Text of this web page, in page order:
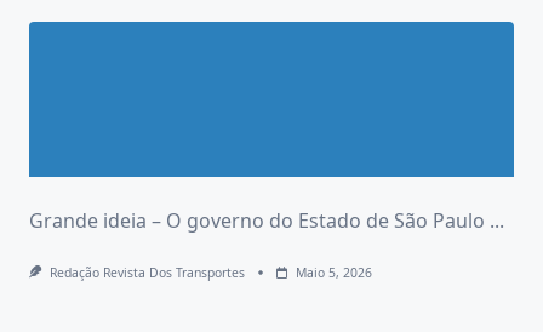
Grande ideia – O governo do Estado de São Paulo ...
Redação Revista Dos Transportes Maio 5, 2026